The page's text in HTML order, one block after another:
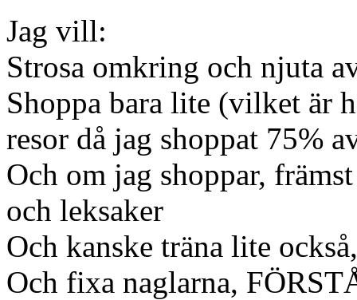
Jag vill:
Strosa omkring och njuta
Shoppa bara lite (vilket är
resor då jag shoppat 75%
Och om jag shoppar,
och leksaker
Och kanske träna lite
Och fixa naglarna,